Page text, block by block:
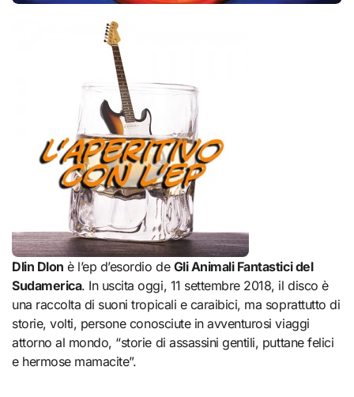
Dlin Dlon è l’ep d’esordio de Gli Animali Fantastici del
Sudamerica. In uscita oggi, 11 settembre 2018, il disco è
una raccolta di suoni tropicali e caraibici, ma soprattutto di
storie, volti, persone conosciute in avventurosi viaggi
attorno al mondo, “storie di assassini gentili, puttane felici
e hermose mamacite”.